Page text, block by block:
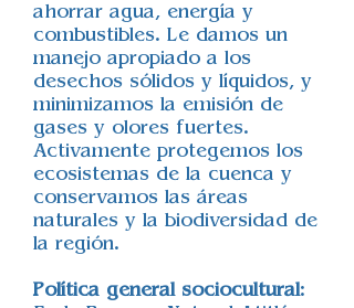
ahorrar agua, energía y
combustibles. Le damos un
manejo apropiado a los
desechos sólidos y líquidos, y
minimizamos la emisión de
gases y olores fuertes.
Activamente protegemos los
ecosistemas de la cuenca y
conservamos las áreas
naturales y la biodiversidad de
la región.
Política general sociocultural: